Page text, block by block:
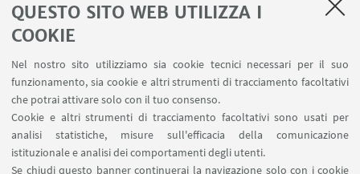
QUESTO SITO WEB UTILIZZA I
COOKIE
Nel nostro sito utilizziamo sia cookie tecnici necessari per il suo
funzionamento, sia cookie e altri strumenti di tracciamento facoltativi
che potrai attivare solo con il tuo consenso.
Cookie e altri strumenti di tracciamento facoltativi sono usati per
analisi statistiche, misure sull'efficacia della comunicazione
istituzionale e analisi dei comportamenti degli utenti.
Se chiudi questo banner continuerai la navigazione solo con i cookie
Achille Marozzo e la tradizione della scherma
bolognese del XVI secolo, tra teoria e
rappresentazione pratica, ore 17.30
Auditorium Salaborsa, Piazza del Nettuno 3,
Bologna